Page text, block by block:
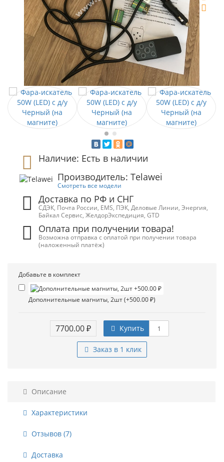
Наличие: Есть в наличии
Производитель: Telawei
Смотреть все модели
Доставка по РФ и СНГ
СДЭК, Почта России, EMS, ПЭК, Деловые Линии, Энергия,
Байкал Сервис, ЖелдорЭкспедиция, GTD
Оплата при получении товара!
Возможна отправка с оплатой при получении товара
(наложенный платёж)
Добавьте в комплект
Дополнительные магниты, 2шт (+500.00 ₽)
7700.00 ₽ Купить
Заказ в 1 клик
Описание
Характеристики
Отзывов (7)
Доставка